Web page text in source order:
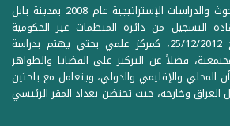
تأسس مركز حمورابي للبحوث والدراسات الإستراتيجية عام 2008 بمدينة بابل
التسجيل من دائرة المنظمات غير الحكومية
المرقمة ((1Z71874 بتاريخ 25/12/2012، كمركز علمي بحثي يهتم بدراسة
فضلاً عن التركيز على القضايا والظواهر
المحلي والإقليمي والدولي، ويتعامل مع باحثين
وخارجه، حيث تحتضن بغداد المقر الرئيسي